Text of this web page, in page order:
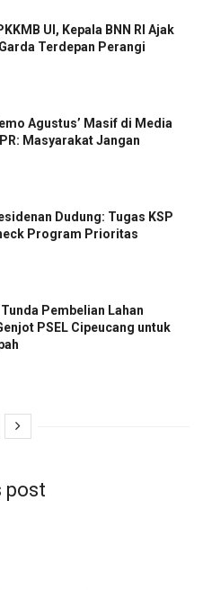
UI, Kepala BNN RI Ajak
Terdepan Perangi
Agustus’ Masif di Media
Masyarakat Jangan
Dudung: Tugas KSP
Program Prioritas
Pembelian Lahan
PSEL Cipeucang untuk
post